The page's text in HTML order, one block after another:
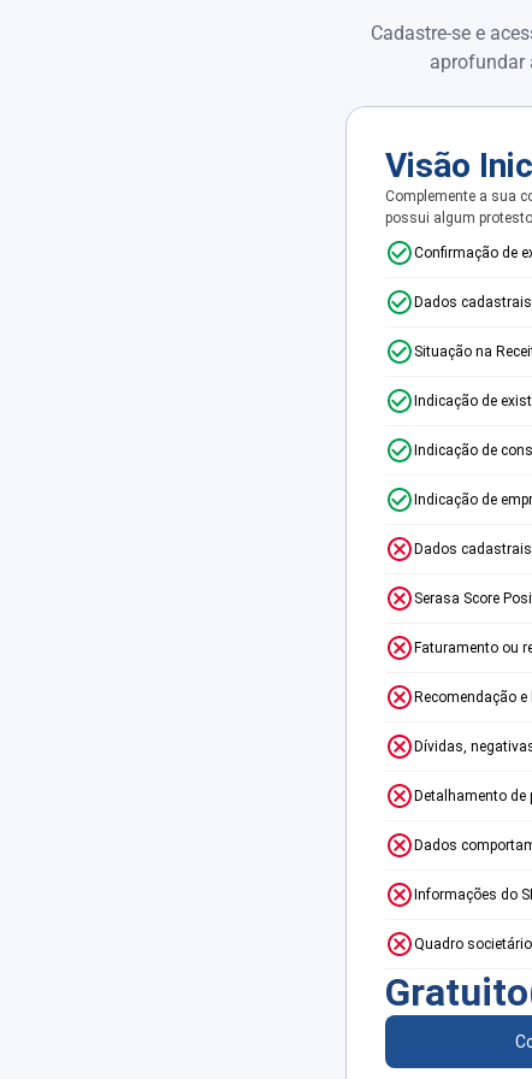
Cadastre-se e
aprofundar
Visão
Complemente a sua
possui algum
Confirmação de
Dados
Situação na
Indicação de
Indicação de
Indicação de
Dados
Serasa Score
Faturamento ou
Recomendação
Dívidas,
Detalhamento de
Dados
Informações do
Quadro
Gratuito